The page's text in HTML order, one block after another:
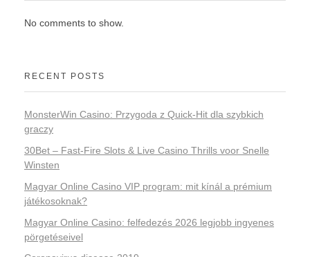
No comments to show.
RECENT POSTS
MonsterWin Casino: Przygoda z Quick‑Hit dla szybkich
graczy
30Bet – Fast‑Fire Slots & Live Casino Thrills voor Snelle
Winsten
Magyar Online Casino VIP program: mit kínál a prémium
játékosoknak?
Magyar Online Casino: felfedezés 2026 legjobb ingyenes
pörgetéseivel